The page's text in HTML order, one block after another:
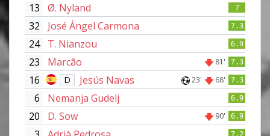
13 Ø. Nyland 7
32 José Ángel Carmona 7.3
24 T. Nianzou 6.9
23 Marcão 81' 7.3
16 D Jesús Navas 23' 68' 7.3
6 Nemanja Gudelj 6.9
20 D. Sow 90' 6.9
7.2